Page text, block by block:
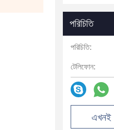
পরিচিতি
পরিচিতি:
টেলিফোন:
এখনই